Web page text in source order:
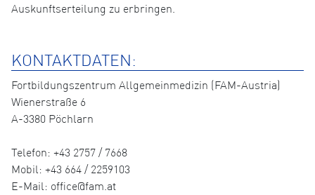
Auskunftserteilung zu erbringen.
KONTAKTDATEN:
Fortbildungszentrum Allgemeinmedizin (FAM-Austria)
Wienerstraße 6
A-3380 Pöchlarn
Telefon: +43 2757 / 7668
Mobil: +43 664 / 2259103
E-Mail: office@fam.at